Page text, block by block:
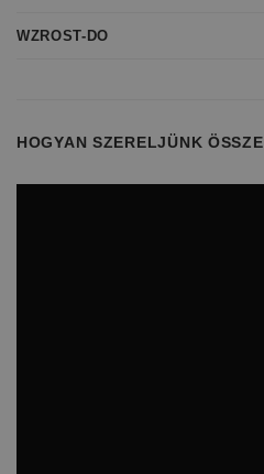
WZROST-DO
HOGYAN SZERELJÜNK